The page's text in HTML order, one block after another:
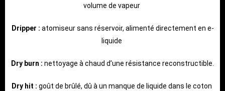
volume de vapeur
Dripper : atomiseur sans réservoir, alimenté directement en e-
liquide
Dry burn : nettoyage à chaud d’une résistance reconstructible.
Dry hit : goût de brûlé, dû à un manque de liquide dans le coton